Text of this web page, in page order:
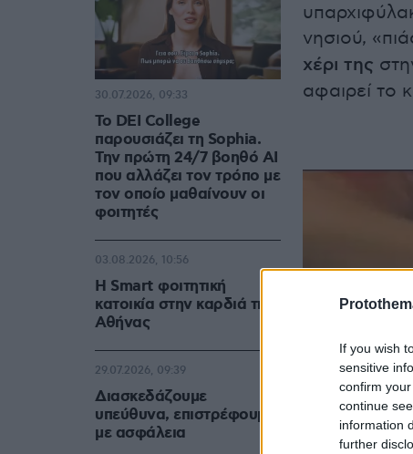
If you wish
sensitive
confirm
continue
information
further
νησιού,
χέρι της
αφαιρεί το
Το DEI College
παρουσιάζει τη Sophia.
Την πρώτη 24/7 βοηθό AI
που αλλάζει τον τρόπο με
τον οποίο μαθαίνουν οι
φοιτητές
30.07.2026, 09:33
Η Smart φοιτητική
κατοικία στην καρδιά της
Αθήνας
03.08.2026, 10:56
Διασκεδάζουμε
υπεύθυνα, επιστρέφουμε
με ασφάλεια
29.07.2026, 09:39